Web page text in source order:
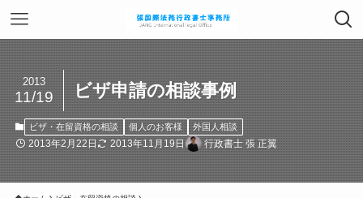
ビザ申請の相談事例
2013
11/19
ビザ・在留資格の相談 個人のお客様 外国人相談
2013年2月22日 2013年11月19日 行政書士 張 正翼